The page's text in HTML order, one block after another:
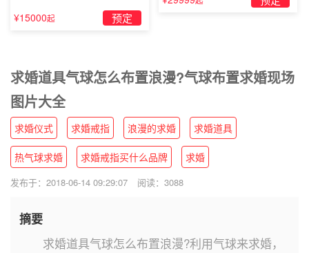
惊喜求婚」
¥15000起 预定
求婚道具气球怎么布置浪漫?气球布置求婚现场
图片大全
求婚仪式 求婚戒指 浪漫的求婚 求婚道具
热气球求婚 求婚戒指买什么品牌 求婚
发布于：2018-06-14 09:29:07 阅读：3088
摘要
求婚道具气球怎么布置浪漫?利用气球来求婚，